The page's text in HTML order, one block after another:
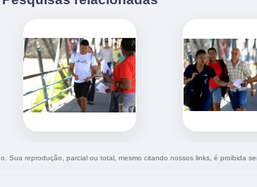
Sua reprodução, parcial ou total, mesmo citando nossos links, é proibida